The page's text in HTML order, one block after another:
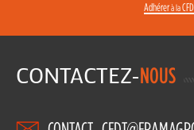
Adhérerà la
CONTACTEZ-NOUS